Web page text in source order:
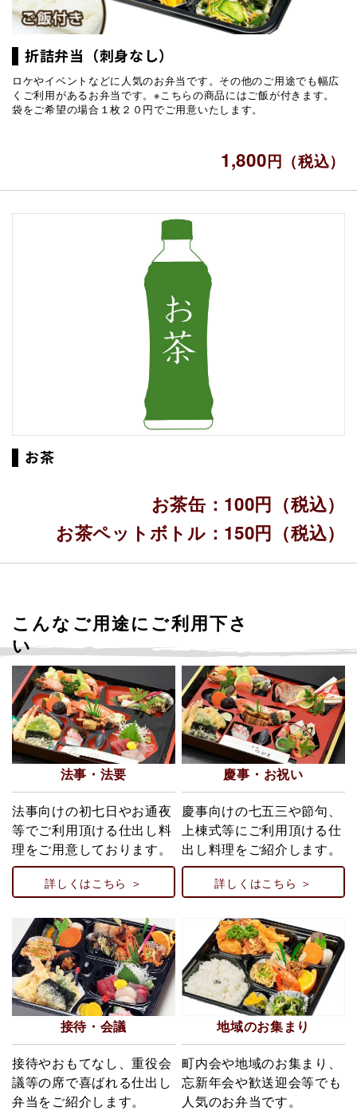
折詰弁当（刺身なし）
ロケやイベントなどに人気のお弁当です。その他のご用途でも幅広
くご利用があるお弁当です。※こちらの商品にはご飯が付きます。
袋をご希望の場合１枚２０円でご用意いたします。
1,800円（税込）
お茶
お茶缶：100円（税込）
お茶ペットボトル：150円（税込）
こんなご用途にご利用下さ
い
法事・法要
法事向けの初七日やお通夜
等でご利用頂ける仕出し料
理をご用意しております。
詳しくはこちら ＞
慶事・お祝い
慶事向けの七五三や節句、
上棟式等にご利用頂ける仕
出し料理をご紹介します。
詳しくはこちら ＞
接待・会議
接待やおもてなし、重役会
議等の席で喜ばれる仕出し
弁当をご紹介します。
地域のお集まり
町内会や地域のお集まり、
忘新年会や歓送迎会等でも
人気のお弁当です。